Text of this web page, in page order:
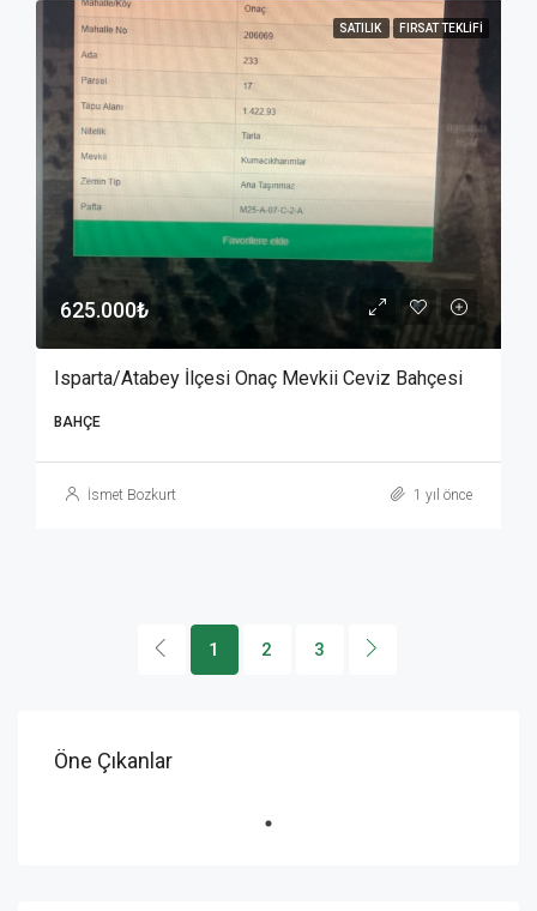
SATILIK FIRSAT TEKLIFI
625.000₺
Isparta/Atabey İlçesi Onaç Mevkii Ceviz Bahçesi
BAHÇE
İsmet Bozkurt 1 yıl önce
1 2 3
Öne Çıkanlar